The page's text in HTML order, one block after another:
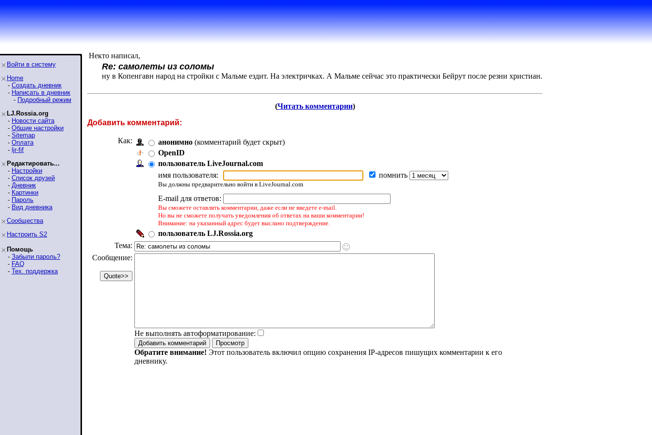
Войти в систему
Home
- Создать дневник
- Написать в дневник
- Подробный режим
LJ.Rossia.org
- Новости сайта
- Общие настройки
- Sitemap
- Оплата
- ljr-fif
Редактировать...
- Настройки
- Список друзей
- Дневник
- Картинки
- Пароль
- Вид дневника
Сообщества
Настроить S2
Помощь
- Забыли пароль?
- FAQ
- Тех. поддержка
Некто написал,
Re: самолеты из соломы
ну в Копенгавн народ на стройки с Мальме ездит. На электричках. А Мальме сейчас это практически Бейрут после резни христиан.
(Читать комментарии)
Добавить комментарий:
Как: анонимно (комментарий будет скрыт)
OpenID
пользователь LiveJournal.com
имя пользователя:
помнить
Вы должны предварительно войти в LiveJournal.com
E-mail для ответов:
Вы сможете оставлять комментарии, даже если не введете e-mail.
Но вы не сможете получать уведомления об ответах на ваши комментарии!
Внимание: на указанный адрес будет выслано подтверждение.
пользователь LJ.Rossia.org
Тема:
Сообщение:
Не выполнять автоформатирование:
Обратите внимание! Этот пользователь включил опцию сохранения IP-адресов пишущих комментарии к его
дневнику.